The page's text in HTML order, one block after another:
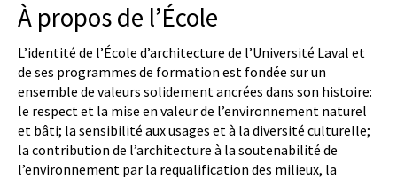
À propos de l’École
L’identité de l’École d’architecture de l’Université Laval et
de ses programmes de formation est fondée sur un
ensemble de valeurs solidement ancrées dans son histoire:
le respect et la mise en valeur de l’environnement naturel
et bâti; la sensibilité aux usages et à la diversité culturelle;
la contribution de l’architecture à la soutenabilité de
l’environnement par la requalification des milieux, la